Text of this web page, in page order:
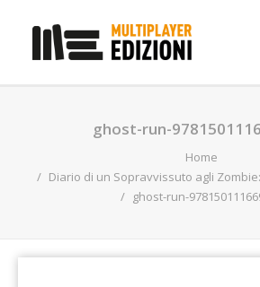
IN EVIDENZA
GUIDE STRATEGICHE
ghost-run-
Home
Diario di un Sopravvissuto agli
ghost-run-